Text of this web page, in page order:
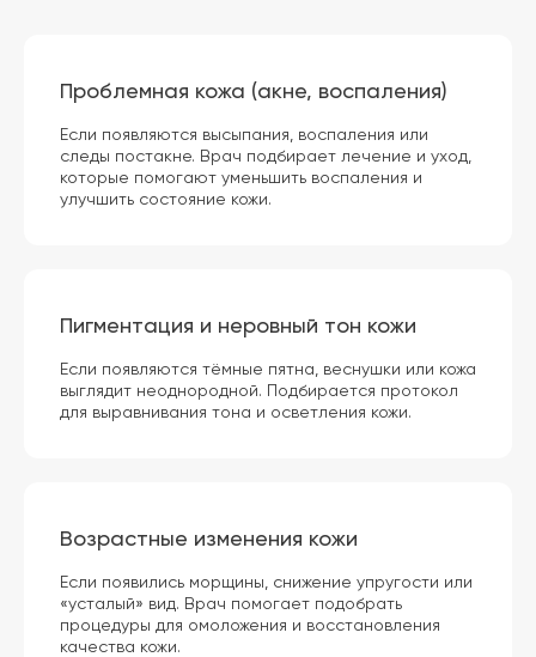
Проблемная кожа (акне, воспаления)
Если появляются высыпания, воспаления или
следы постакне. Врач подбирает лечение и уход,
которые помогают уменьшить воспаления и
улучшить состояние кожи.
Пигментация и неровный тон кожи
Если появляются тёмные пятна, веснушки или кожа
выглядит неоднородной. Подбирается протокол
для выравнивания тона и осветления кожи.
Возрастные изменения кожи
Если появились морщины, снижение упругости или
«усталый» вид. Врач помогает подобрать
процедуры для омоложения и восстановления
качества кожи.
Что включает в себя
консультация косметолога